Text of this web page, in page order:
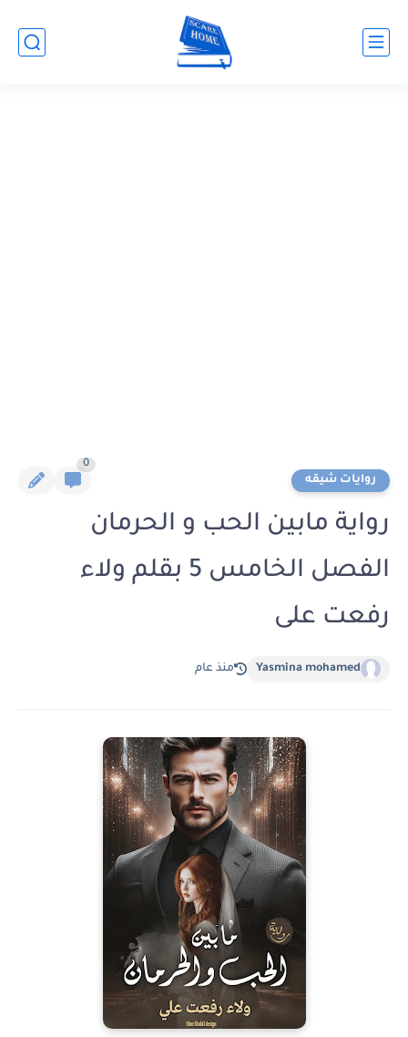
روايات شيقه
0
رواية مابين الحب و الحرمان
الفصل الخامس 5 بقلم ولاء
رفعت على
Yasmina mohamed منذ عام